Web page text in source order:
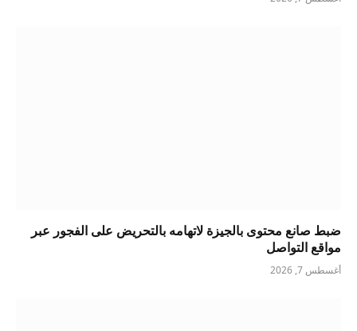
ضبط صانع محتوى بالجيزة لاتهامه بالتحريض على الفجور عبر
مواقع التواصل
أغسطس 7, 2026